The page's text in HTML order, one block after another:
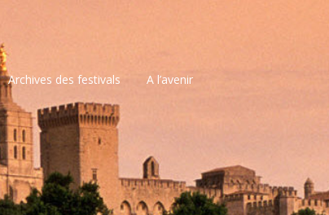
Archives des festivals A l’avenir